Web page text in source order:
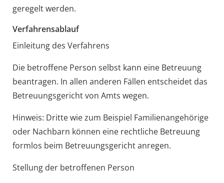
geregelt werden.
Verfahrensablauf
Einleitung des Verfahrens
Die betroffene Person selbst kann eine Betreuung
beantragen. In allen anderen Fällen entscheidet das
Betreuungsgericht von Amts wegen.
Hinweis: Dritte wie zum Beispiel Familienangehörige
oder Nachbarn können eine rechtliche Betreuung
formlos beim Betreuungsgericht anregen.
Stellung der betroffenen Person